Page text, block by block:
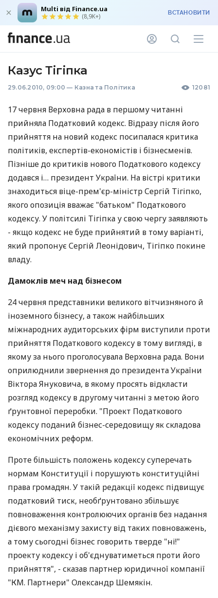
Multi від Finance.ua
(8,9K+) ВСТАНОВИТИ
Казус Тігіпка
29.06.2010, 09:00 — Казна та Політика 12081
17 червня Верховна рада в першому читанні
прийняла Податковий кодекс. Відразу після його
прийняття на новий кодекс посипалася критика
політиків, експертів-економістів і бізнесменів.
Пізніше до критиків нового Податкового кодексу
додався і… президент України. На вістрі критики
знаходиться віце-прем'єр-міністр Сергій Тігіпко,
якого опозиція вважає "батьком" Податкового
кодексу. У політсилі Тігіпка у свою чергу заявляють
- якщо кодекс не буде прийнятий в тому варіанті,
який пропонує Сергій Леонідович, Тігіпко покине
владу.
Дамоклів меч над бізнесом
24 червня представники великого вітчизняного й
іноземного бізнесу, а також найбільших
міжнародних аудиторських фірм виступили проти
прийняття Податкового кодексу в тому вигляді, в
якому за нього проголосувала Верховна рада. Вони
оприлюднили звернення до президента України
Віктора Януковича, в якому просять відкласти
розгляд кодексу в другому читанні з метою його
ґрунтовної переробки. "Проект Податкового
кодексу поданий бізнес-середовищу як складова
економічних реформ.
Проте більшість положень кодексу суперечать
нормам Конституції і порушують конституційні
права громадян. У такій редакції кодекс підвищує
податковий тиск, необґрунтовано збільшує
повноваження контролюючих органів без надання
дієвого механізму захисту від таких повноважень,
а тому сьогодні бізнес говорить тверде "ні!"
проекту кодексу і об'єднуватиметься проти його
прийняття", - сказав партнер юридичної компанії
"КМ. Партнери" Олександр Шемякін.